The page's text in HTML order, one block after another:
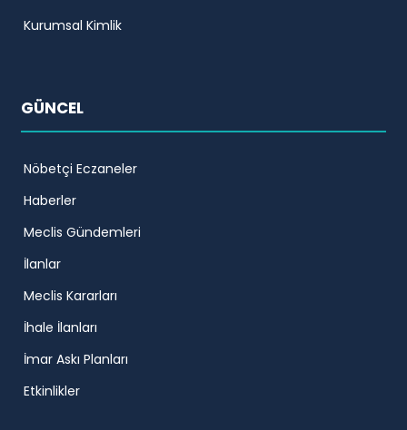
Kurumsal Kimlik
GÜNCEL
Nöbetçi Eczaneler
Haberler
Meclis Gündemleri
İlanlar
Meclis Kararları
İhale İlanları
İmar Askı Planları
Etkinlikler